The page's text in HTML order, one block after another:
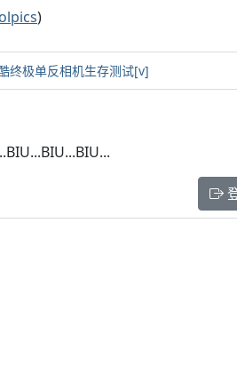
)
终极单反相机生存测试[v]